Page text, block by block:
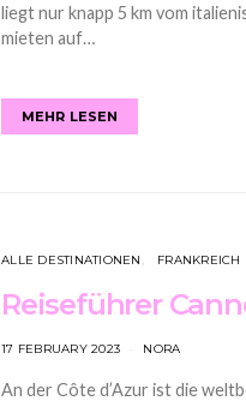
liegt nur knapp 5 km vom
mieten auf…
MEHR LESEN
ALLE DESTINATIONEN FRANKREICH
Reiseführer
17 FEBRUARY 2023 NORA
An der Côte d’Azur ist die